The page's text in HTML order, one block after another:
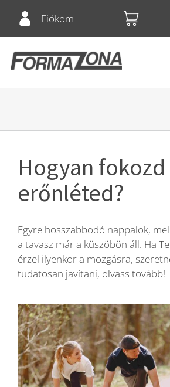
content
Fiókom
Csoportos órák
Árlista
Wellness
Rólunk
Hogyan fokozd
erőnléted?
Egyre hosszabbodó nappalok,
a tavasz már a küszöbön áll. Ha
érzel ilyenkor a mozgásra,
tudatosan javítani, olvass tovább!